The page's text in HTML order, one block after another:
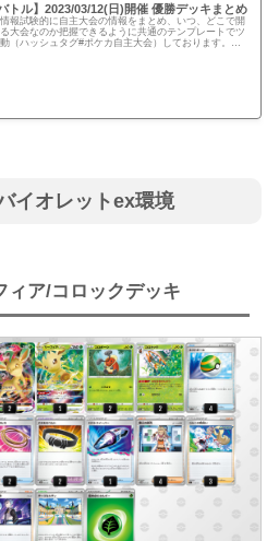
バトル】2023/03/12(日)開催 優勝デッキまとめ
報試験的に自主大会の情報をまとめ、いつ、どこで開
大会なのか把握できるように共通のテンプレートでツ
（ハッシュタグ#ポケカ自主大会）しております。下
イオレットex環境
ィア/コロックデッキ